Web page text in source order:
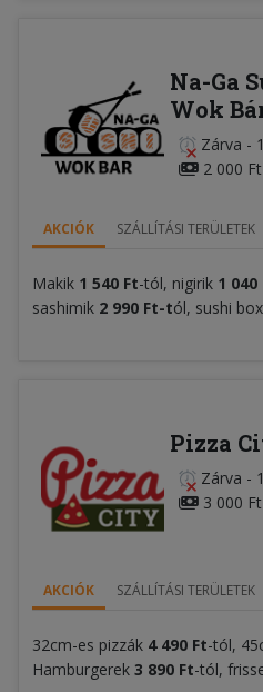
Na-Ga
Wok
Zárva -
2 000
AKCIÓK SZÁLLÍTÁSI TERÜLETEK
Makik 1 540 Ft-tól, nigirik 1 040
sashimik 2 990 Ft-tól, sushi
Pizza
Zárva -
3 000
AKCIÓK SZÁLLÍTÁSI TERÜLETEK
32cm-es pizzák 4 490 Ft-tól,
Hamburgerek 3 890 Ft-tól,